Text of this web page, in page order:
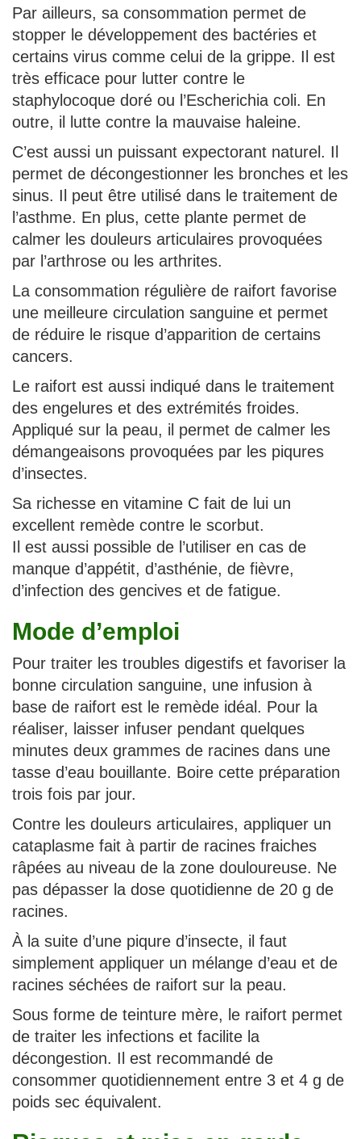
Par ailleurs, sa consommation permet de
stopper le développement des bactéries et
certains virus comme celui de la grippe. Il est
très efficace pour lutter contre le
staphylocoque doré ou l’Escherichia coli. En
outre, il lutte contre la mauvaise haleine.
C’est aussi un puissant expectorant naturel. Il
permet de décongestionner les bronches et les
sinus. Il peut être utilisé dans le traitement de
l’asthme. En plus, cette plante permet de
calmer les douleurs articulaires provoquées
par l’arthrose ou les arthrites.
La consommation régulière de raifort favorise
une meilleure circulation sanguine et permet
de réduire le risque d’apparition de certains
cancers.
Le raifort est aussi indiqué dans le traitement
des engelures et des extrémités froides.
Appliqué sur la peau, il permet de calmer les
démangeaisons provoquées par les piqures
d’insectes.
Sa richesse en vitamine C fait de lui un
excellent remède contre le scorbut.
Il est aussi possible de l’utiliser en cas de
manque d’appétit, d’asthénie, de fièvre,
d’infection des gencives et de fatigue.
Mode d’emploi
Pour traiter les troubles digestifs et favoriser la
bonne circulation sanguine, une infusion à
base de raifort est le remède idéal. Pour la
réaliser, laisser infuser pendant quelques
minutes deux grammes de racines dans une
tasse d’eau bouillante. Boire cette préparation
trois fois par jour.
Contre les douleurs articulaires, appliquer un
cataplasme fait à partir de racines fraiches
râpées au niveau de la zone douloureuse. Ne
pas dépasser la dose quotidienne de 20 g de
racines.
À la suite d’une piqure d’insecte, il faut
simplement appliquer un mélange d’eau et de
racines séchées de raifort sur la peau.
Sous forme de teinture mère, le raifort permet
de traiter les infections et facilite la
décongestion. Il est recommandé de
consommer quotidiennement entre 3 et 4 g de
poids sec équivalent.